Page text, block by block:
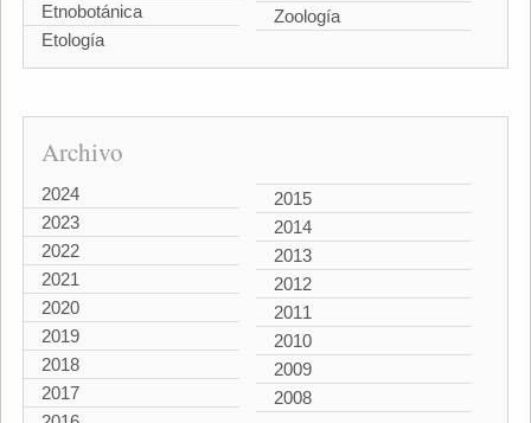
Etnobotánica
Etología
Zoología
Archivo
2024
2023
2022
2021
2020
2019
2018
2017
2015
2014
2013
2012
2011
2010
2009
2008